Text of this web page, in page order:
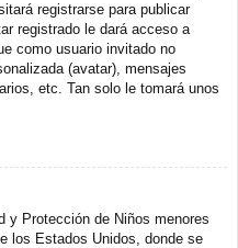
registrarse para publicar
registrado le dará acceso a
como usuario invitado no
(avatar), mensajes
etc. Tan solo le tomará unos
y Protección de Niños menores
los Estados Unidos, donde se